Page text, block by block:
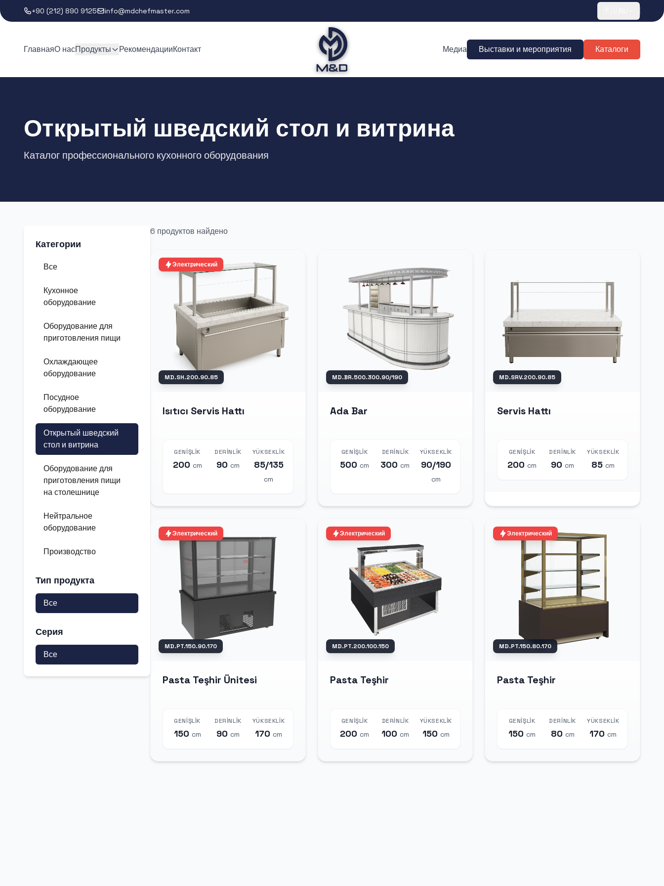
+90 (212) 890 9125 info@mdchefmaster.com
ГлавнаяО насПродукты РекомендацииКонтакт Медиа Выставки и мероприятия Каталоги
Открытый шведский стол и витрина
Каталог профессионального кухонного оборудования
Категории
Все
Кухонное
оборудование
Оборудование для
приготовления пищи
Охлаждающее
оборудование
Посудное
оборудование
Открытый шведский
стол и витрина
Оборудование для
приготовления пищи
на столешнице
Нейтральное
оборудование
Производство
Тип продукта
Все
Серия
Все
6 продуктов найдено
MD.SH.200.90.85
Электрический
Isıtıcı Servis Hattı
GENIŞLIK
200 cm
DERINLIK
90 cm
YÜKSEKLIK
85/135
cm
MD.BR.500.300.90/190
Ada Bar
GENIŞLIK
500 cm
DERINLIK
300 cm
YÜKSEKLIK
90/190
cm
MD.SRV.200.90.85
Servis Hattı
GENIŞLIK
200 cm
DERINLIK
90 cm
YÜKSEKLIK
85 cm
MD.PT.150.90.170
Электрический
Pasta Teşhir Ünitesi
GENIŞLIK
150 cm
DERINLIK
90 cm
YÜKSEKLIK
170 cm
MD.PT.200.100.150
Электрический
Pasta Teşhir
GENIŞLIK
200 cm
DERINLIK
100 cm
YÜKSEKLIK
150 cm
MD.PT.150.80.170
Электрический
Pasta Teşhir
GENIŞLIK
150 cm
DERINLIK
80 cm
YÜKSEKLIK
170 cm